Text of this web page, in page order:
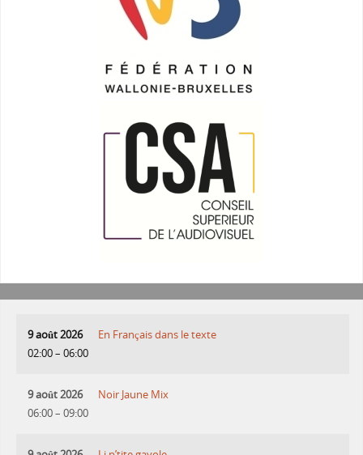
9 août 2026
02:00– 06:00
En Français dans le texte
9 août 2026
06:00– 09:00
Noir Jaune Mix